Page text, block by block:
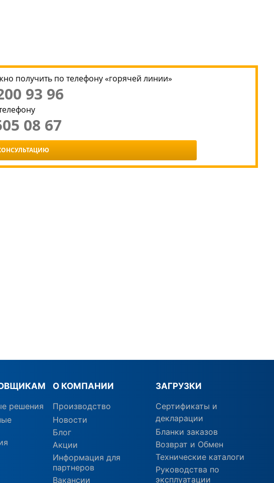
получить по телефону «горячей линии»
93 96
08 67
решения
О КОМПАНИИ
Производство
Новости
Блог
Акции
Информация для
партнеров
Вакансии
ЗАГРУЗКИ
Сертификаты и
декларации
Бланки заказов
Возврат и Обмен
Технические каталоги
Руководства по
эксплуатации